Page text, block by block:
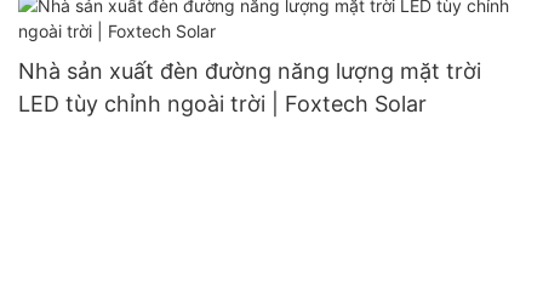
Nhà sản xuất đèn đường năng lượng mặt trời
LED tùy chỉnh ngoài trời | Foxtech Solar